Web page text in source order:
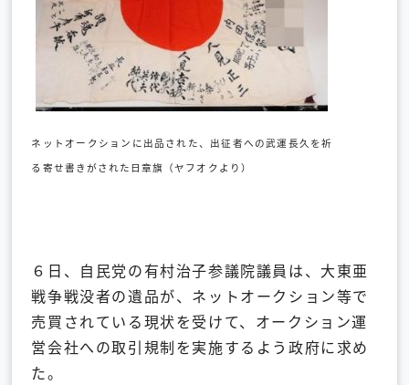
ネットオークションに出品された、出征者への武運長久を祈
る寄せ書きがされた日章旗（ヤフオクより）
６日、自民党の有村治子参議院議員は、大東亜
戦争戦没者の遺品が、ネットオークション等で
売買されている現状を受けて、オークション運
営会社への取引規制を実施するよう政府に求め
た。